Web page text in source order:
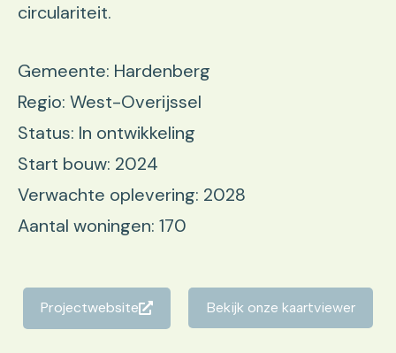
circulariteit.
Gemeente: Hardenberg
Regio: West-Overijssel
Status: In ontwikkeling
Start bouw: 2024
Verwachte oplevering: 2028
Aantal woningen: 170
Projectwebsite Bekijk onze kaartviewer